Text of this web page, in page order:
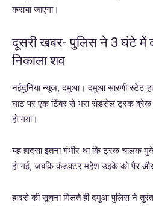
कराया जाएगा।
दूसरी खबर- पुलिस ने 3 घंटे में
निकाला शव
नईदुनिया न्यूज, दमुआ। दमुआ सारणी स्टेट
घाट पर एक टिंबर से भरा रोडसेल ट्रक
हो गया।
यह हादसा इतना गंभीर था कि ट्रक चालक
हो गई, जबकि कंडक्टर महेश उइके को पैर
हादसे की सूचना मिलते ही दमुआ पुलिस ने